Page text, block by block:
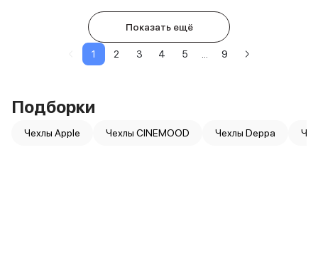
Показать ещё
1 2 3 4 5 9
Подборки
Чехлы Apple Чехлы CINEMOOD Чехлы Deppa